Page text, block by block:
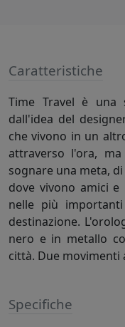
Caratteristiche
Time Travel è
dall'idea del
che vivono in un
attraverso l'ora,
sognare una meta,
dove vivono amici
nelle più
destinazione.
nero e in metallo
città. Due movimenti
Specifiche